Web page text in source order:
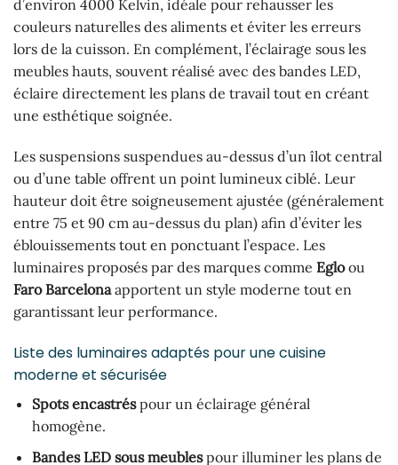
d’environ 4000 Kelvin, idéale pour rehausser les
couleurs naturelles des aliments et éviter les erreurs
lors de la cuisson. En complément, l’éclairage sous les
meubles hauts, souvent réalisé avec des bandes LED,
éclaire directement les plans de travail tout en créant
une esthétique soignée.
Les suspensions suspendues au-dessus d’un îlot central
ou d’une table offrent un point lumineux ciblé. Leur
hauteur doit être soigneusement ajustée (généralement
entre 75 et 90 cm au-dessus du plan) afin d’éviter les
éblouissements tout en ponctuant l’espace. Les
luminaires proposés par des marques comme Egloou
Faro Barcelonaapportent un style moderne tout en
garantissant leur performance.
Liste des luminaires adaptés pour une cuisine
moderne et sécurisée
Spots encastréspour un éclairage général
homogène.
Bandes LED sous meublespour illuminer les plans de